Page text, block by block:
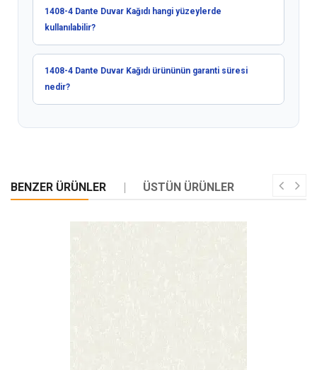
1408-4 Dante Duvar Kağıdı hangi yüzeylerde
kullanılabilir?
1408-4 Dante Duvar Kağıdı ürününün garanti süresi
nedir?
BENZER ÜRÜNLER ÜSTÜN ÜRÜNLER